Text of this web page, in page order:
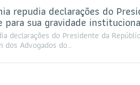
repudia declarações do
sua gravidade
declarações do Presidente da
dos Advogados do…